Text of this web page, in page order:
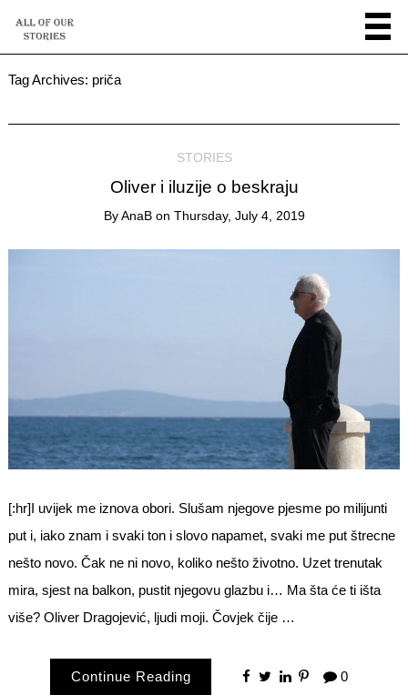
Tag Archives: priča
STORIES
Oliver i iluzije o beskraju
ByAnaB on Thursday, July 4, 2019
[:hr]I uvijek me iznova obori. Slušam njegove pjesme po milijunti
put i, iako znam i svaki ton i slovo napamet, svaki me put štrecne
nešto novo. Čak ne ni novo, koliko nešto životno. Uzet trenutak
mira, sjest na balkon, pustit njegovu glazbu i… Ma šta će ti išta
više? Oliver Dragojević, ljudi moji. Čovjek čije …
Continue Reading 0